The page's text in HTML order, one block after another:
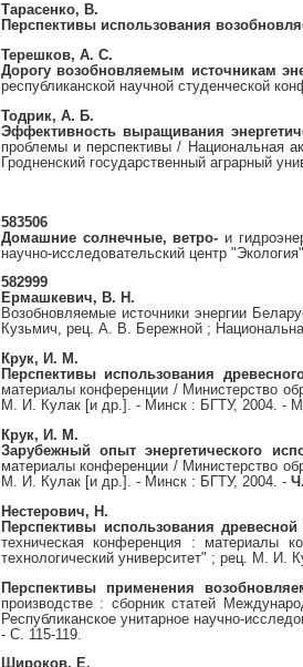
Тарасенко, В.
Перспективы использования
Терешков, А. С.
Дорогу возобновляемым источникам
республиканской научной студенческой
Тодрик, А. Б.
Эффективность выращивания
проблемы и перспективы / Национальная
Гродненский государственный аграрный
583506
Домашние солнечные, ветро- и
научно-исследовательский центр
582999
Ермашкевич, В. Н.
Возобновляемые источники энергии
Кузьмич, рец. А. В. Бережной ;
Крук, И. М.
Перспективы использования
материалы конференции / Министерство
М. И. Кулак [и др.]. - Минск : БГТУ, 2004. -
Крук, И. М.
Зарубежный опыт энергетического
материалы конференции / Министерство
М. И. Кулак [и др.]. - Минск : БГТУ, 2004. -
Нестерович, Н.
Перспективы использования
техническая конференция : материалы
технологический университет" ; рец. М. И.
Перспективы применения
производстве : сборник статей
Республиканское унитарное научно-
- С. 115-119.
Широков, Е.